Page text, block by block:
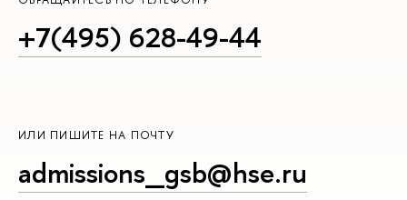
+7(495) 628-49-44
ИЛИ ПИШИТЕ НА ПОЧТУ
admissions_gsb@hse.ru